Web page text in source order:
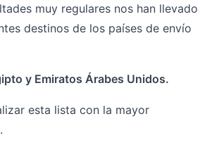
muy regulares nos han llevado
destinos de los países de envío
y Emiratos Árabes Unidos.
esta lista con la mayor